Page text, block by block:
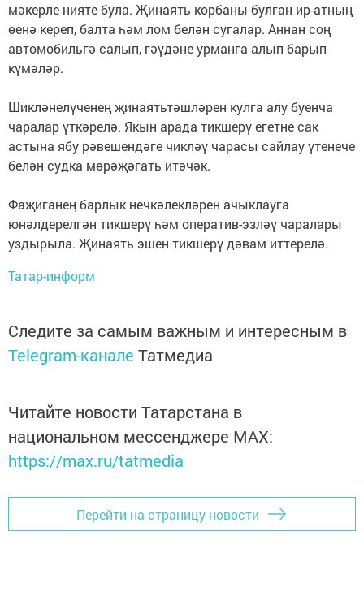
мәкерле нияте була. Җинаять корбаны булган ир-атның
өенә кереп, балта һәм лом белән сугалар. Аннан соң
автомобильгә салып, гәүдәне урманга алып барып
күмәләр.
Шикләнелүченең җинаятьтәшләрен кулга алу буенча
чаралар үткәрелә. Якын арада тикшерү егетне сак
астына ябу рәвешендәге чикләү чарасы сайлау үтенече
белән судка мөрәҗәгать итәчәк.
Фаҗиганең барлык нечкәлекләрен ачыклауга
юнәлдерелгән тикшерү һәм оператив-эзләү чаралары
уздырыла. Җинаять эшен тикшерү дәвам иттерелә.
Татар-информ
Следите за самым важным и интересным в
Telegram-канале Татмедиа
Читайте новости Татарстана в
национальном мессенджере MАХ:
https://max.ru/tatmedia
Перейти на страницу новости